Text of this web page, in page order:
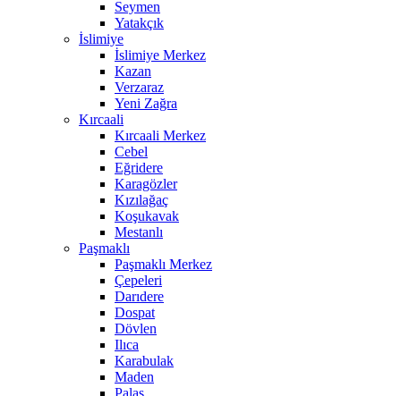
Seymen
Yatakçık
İslimiye
İslimiye Merkez
Kazan
Verzaraz
Yeni Zağra
Kırcaali
Kırcaali Merkez
Cebel
Eğridere
Karagözler
Kızılağaç
Koşukavak
Mestanlı
Paşmaklı
Paşmaklı Merkez
Çepeleri
Darıdere
Dospat
Dövlen
Ilıca
Karabulak
Maden